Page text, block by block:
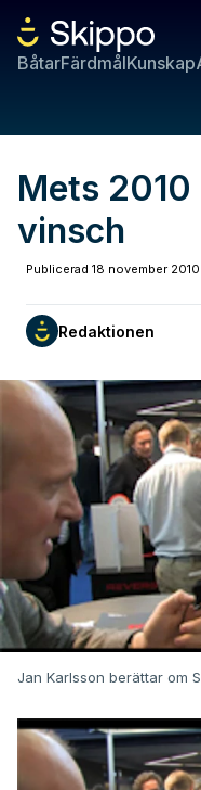
BåtarFärdmålKunskap
Mets 2010
vinsch
Publicerad 18 november 2010
Redaktionen
Jan Karlsson berättar om